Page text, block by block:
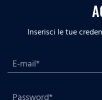
Inserisci le tue